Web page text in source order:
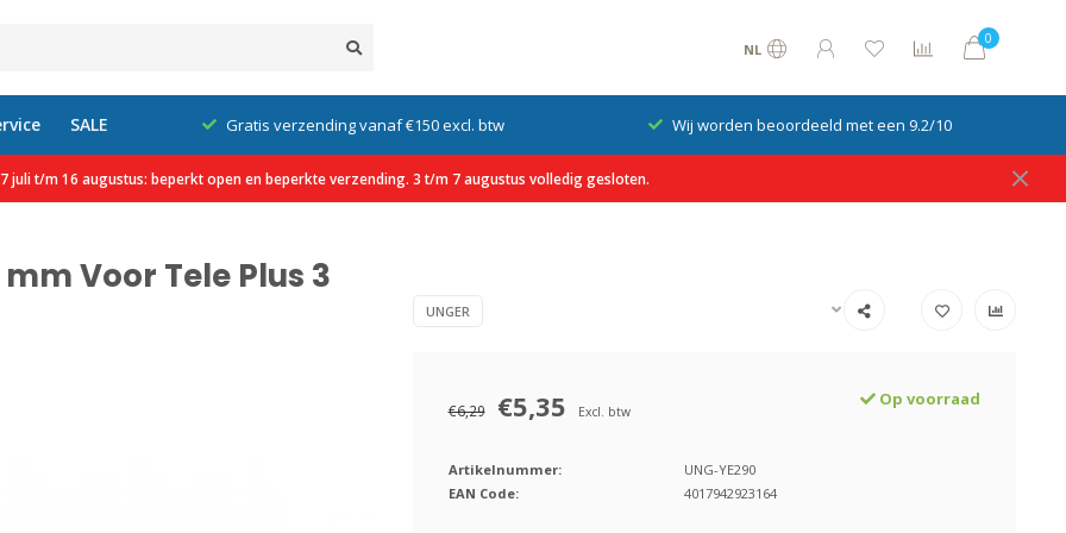
NL
0
SALE Gratis verzending vanaf €150 excl. btw Wij worden beoordeeld met een 9.2/10
juli t/m 16 augustus: beperkt open en beperkte verzending. 3 t/m 7 augustus volledig gesloten.
Voor Tele Plus 3
UNGER
€6,29 €5,35 Excl. btw
Op voorraad
Artikelnummer:
UNG-YE290
EAN Code:
4017942923164